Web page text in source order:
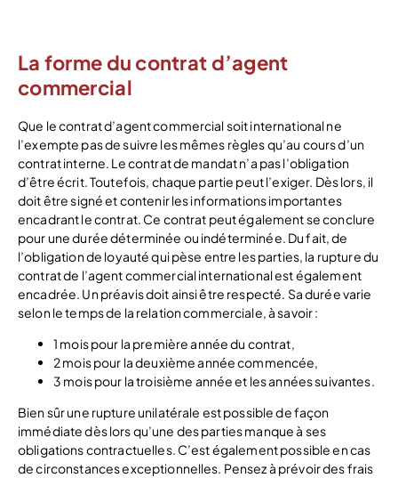
La forme du contrat d’agent
commercial
Que le contrat d’agent commercial soit international ne
l’exempte pas de suivre les mêmes règles qu’au cours d’un
contrat interne. Le contrat de mandat n’a pas l’obligation
d’être écrit. Toutefois, chaque partie peut l’exiger. Dès lors, il
doit être signé et contenir les informations importantes
encadrant le contrat. Ce contrat peut également se conclure
pour une durée déterminée ou indéterminée. Du fait, de
l’obligation de loyauté qui pèse entre les parties, la rupture du
contrat de l’agent commercial international est également
encadrée. Un préavis doit ainsi être respecté. Sa durée varie
selon le temps de la relation commerciale, à savoir :
1 mois pour la première année du contrat,
2 mois pour la deuxième année commencée,
3 mois pour la troisième année et les années suivantes.
Bien sûr une rupture unilatérale est possible de façon
immédiate dès lors qu’une des parties manque à ses
obligations contractuelles. C’est également possible en cas
de circonstances exceptionnelles. Pensez à prévoir des frais